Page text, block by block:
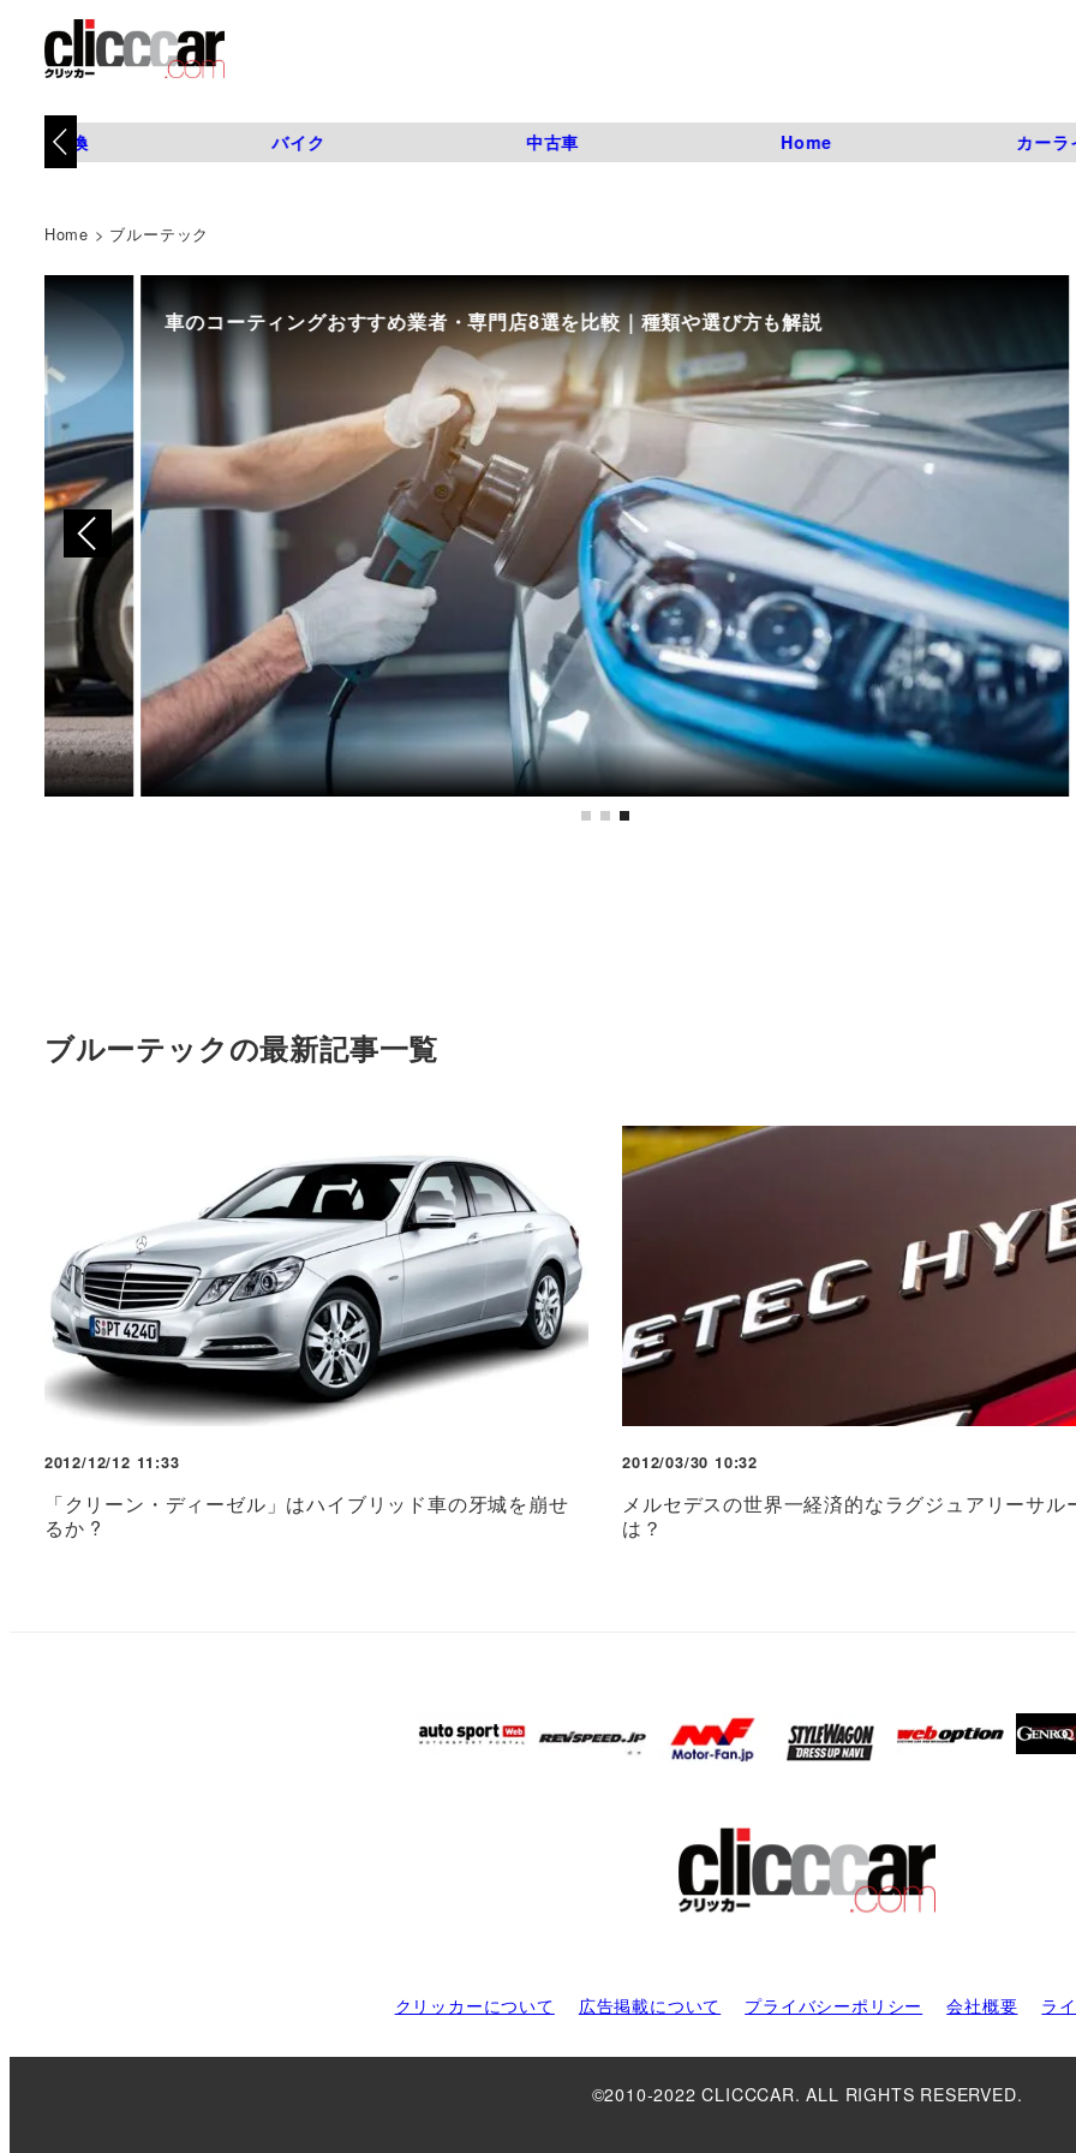
タイヤ交換 バイク 中古車 Home カーラ
Home > ブルーテック
車のコーティングおすすめ業者・専門店8選を比較｜種類や選び方も解説
ブルーテックの最新記事一覧
2012/12/12 11:33
「クリーン・ディーゼル」はハイブリッド車の牙城を崩せ
るか ?
2012/03/30 10:32
メルセデスの世界一経済的なラグジュアリーサル
は？
クリッカーについて 広告掲載について プライバシーポリシー 会社概要 ラ
©2010-2022 CLICCCAR. ALL RIGHTS RESERVED.